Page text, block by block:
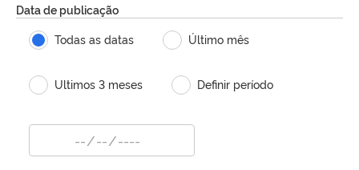
Data de publicação
Todas as datas
Último mês
Ultimos 3 meses Definir período